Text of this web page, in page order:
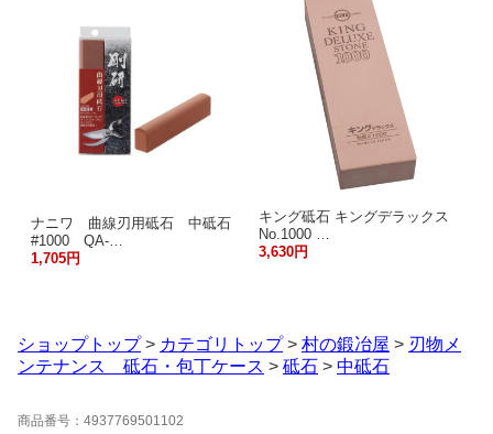
ナニワ 曲線刃用砥石 中砥石
#1000 QA-…
1,705円
キング砥石 キングデラックス
No.1000 …
3,630円
ショップトップ> カテゴリトップ> 村の鍛冶屋 > 刃物メ
ンテナンス 砥石・包丁ケース > 砥石 > 中砥石
商品番号：4937769501102